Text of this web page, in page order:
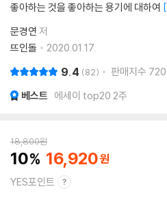
좋아하는 것을 좋아하는 용기에 대하여
문경연 저
뜨인돌
2020.01.17.
9.4 82 판매지수 720
베스트 에세이 top20 2주
18,800원
10 16,920
YES포인트